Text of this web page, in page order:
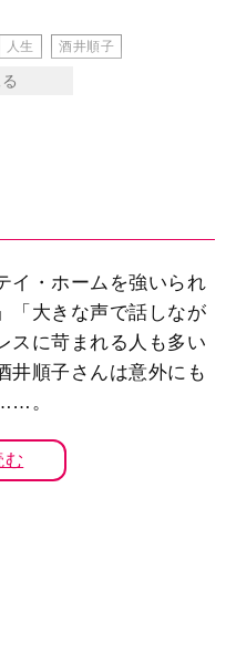
人生 酒井順子
イ・ホームを強いられ
「大きな声で話しなが
スに苛まれる人も多い
井順子さんは意外にも
。
む